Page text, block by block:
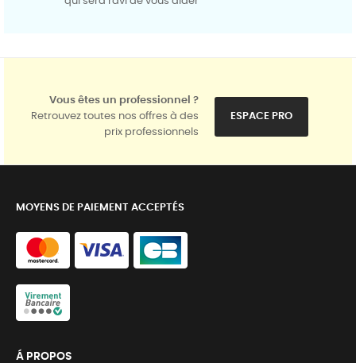
Vous êtes un professionnel ?
Retrouvez toutes nos offres à des
prix professionnels
ESPACE PRO
MOYENS DE PAIEMENT ACCEPTÉS
Á PROPOS